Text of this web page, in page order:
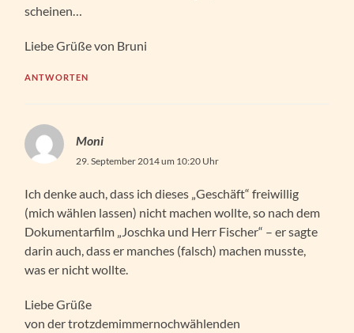
scheinen…
Liebe Grüße von Bruni
ANTWORTEN
Moni
29. September 2014 um 10:20 Uhr
Ich denke auch, dass ich dieses „Geschäft“ freiwillig
(mich wählen lassen) nicht machen wollte, so nach dem
Dokumentarfilm „Joschka und Herr Fischer“ – er sagte
darin auch, dass er manches (falsch) machen musste,
was er nicht wollte.
Liebe Grüße
von der trotzdemimmernochwählenden